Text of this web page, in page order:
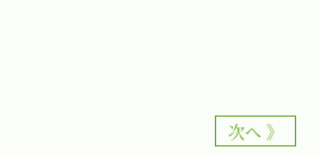
次へ 》